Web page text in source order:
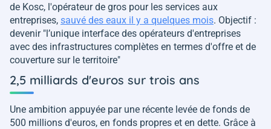
de Kosc, l'opérateur de gros pour les services aux
entreprises, sauvé des eaux il y a quelques mois. Objectif :
devenir "l’unique interface des opérateurs d'entreprises
avec des infrastructures complètes en termes d'offre et de
couverture sur le territoire"
2,5 milliards d'euros sur trois ans
Une ambition appuyée par une récente levée de fonds de
500 millions d'euros, en fonds propres et en dette. Grâce à